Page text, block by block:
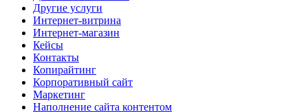
Другие услуги
Интернет-витрина
Интернет-магазин
Кейсы
Контакты
Копирайтинг
Корпоративный сайт
Маркетинг
Наполнение сайта контентом